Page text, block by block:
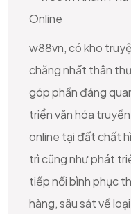
w88vn, có kho
chăng nhất thân
góp phần đáng
triển văn hóa
online tại đất chất
trì cũng như phát
tiếp nối bình phục
hàng, sâu sát về